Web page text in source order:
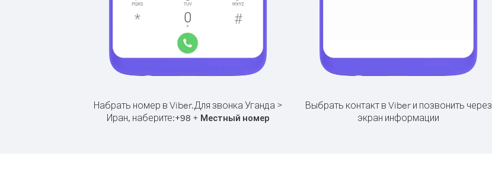
Набрать номер в Viber.Для звонка Уганда >
Иран, наберите:+98 + Местный номер
Выбрать контакт в Viber и позвонить через
экран информации